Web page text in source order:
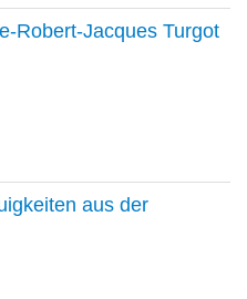
Robert-Jacques Turgot
aus der